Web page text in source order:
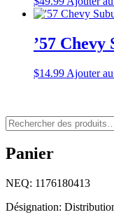
’57 Chevy
$14.99 Ajouter
Rechercher
:
Panier
NEQ: 1176180413
Désignation: